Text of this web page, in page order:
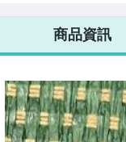
商品資訊